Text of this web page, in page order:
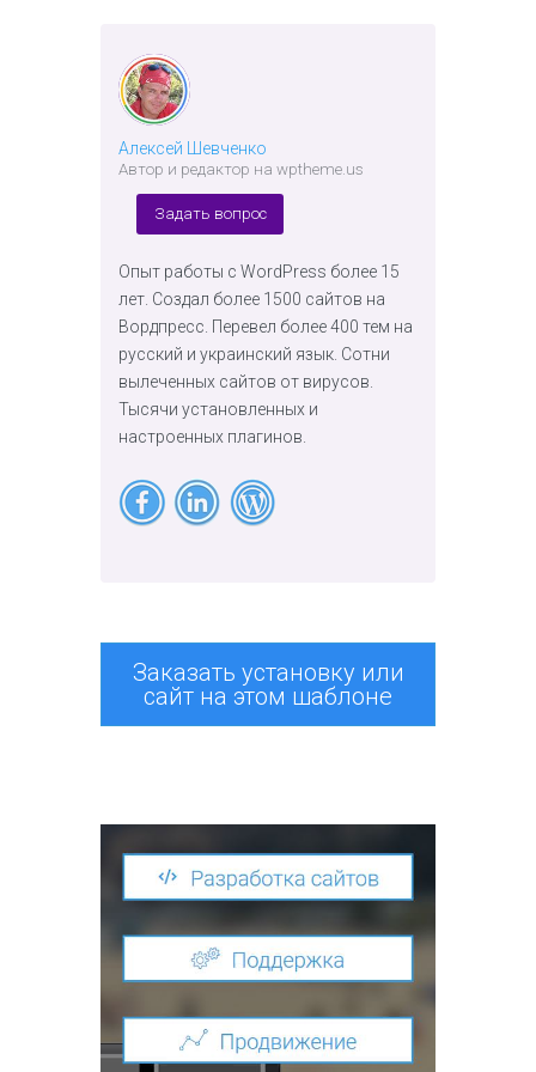
Алексей Шевченко
Автор и редактор на wptheme.us
Задать вопрос
Опыт работы с WordPress более 15
лет. Создал более 1500 сайтов на
Вордпресс. Перевел более 400 тем на
русский и украинский язык. Сотни
вылеченных сайтов от вирусов.
Тысячи установленных и
настроенных плагинов.
Заказать установку или
сайт на этом шаблоне